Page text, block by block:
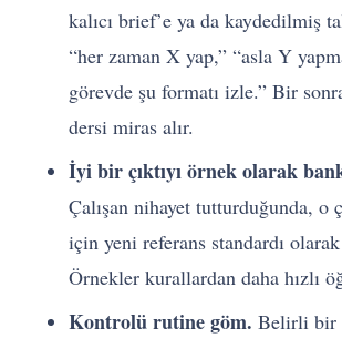
kalıcı brief’e ya da kaydedilmiş
“her zaman X yap,” “asla Y
görevde şu formatı izle.” Bir
dersi miras alır.
İyi bir çıktıyı örnek olarak
Çalışan nihayet tutturduğunda, o
için yeni referans standardı
Örnekler kurallardan daha hızlı
Kontrolü rutine göm. Belirli bir